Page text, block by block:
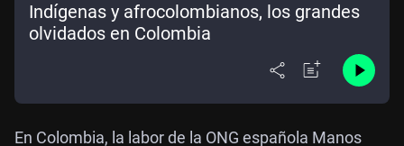
Indígenas y afrocolombianos, los grandes
olvidados en Colombia
En Colombia, la labor de la ONG española Manos